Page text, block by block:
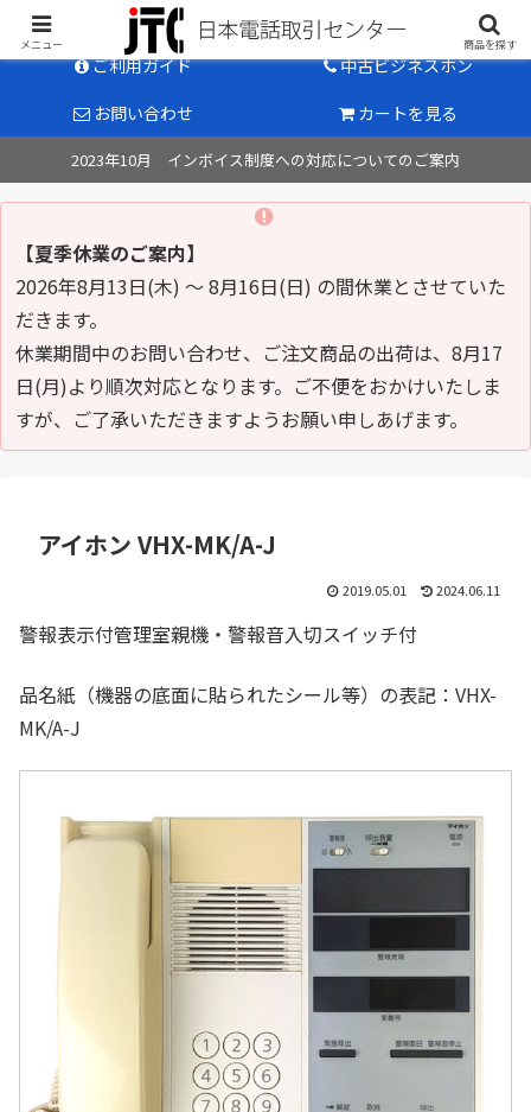
中古ビジネスホン販売のパイオニア
ご利用ガイド
中古ビジネスホン
お問い合わせ
カートを見る
2023年10月 インボイス制度への対応についてのご案内
【夏季休業のご案内】
2026年8月13日(木) ～ 8月16日(日) の間休業とさせていた
だきます。
休業期間中のお問い合わせ、ご注文商品の出荷は、8月17
日(月)より順次対応となります。ご不便をおかけいたしま
すが、ご了承いただきますようお願い申しあげます。
アイホン VHX-MK/A-J
2019.05.01 2024.06.11
警報表示付管理室親機・警報音入切スイッチ付
品名紙（機器の底面に貼られたシール等）の表記：VHX-
MK/A-J
メニュー 商品を探す